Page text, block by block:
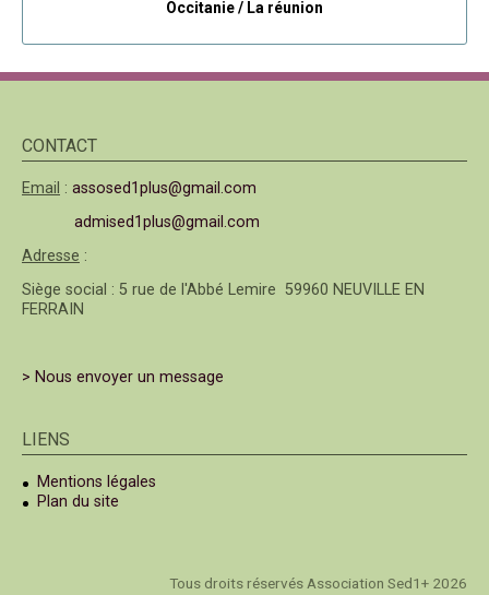
Occitanie / La réunion
CONTACT
Email : assosed1plus@gmail.com
admised1plus@gmail.com
Adresse :
Siège social : 5 rue de l'Abbé Lemire 59960 NEUVILLE EN
FERRAIN
> Nous envoyer un message
LIENS
Mentions légales
Plan du site
Tous droits réservés Association Sed1+ 2026